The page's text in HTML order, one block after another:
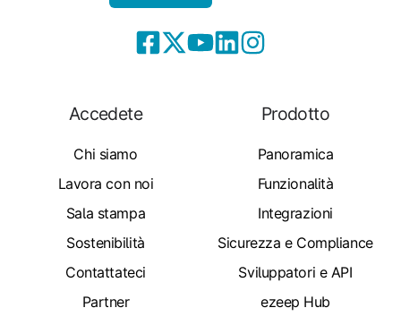
Accedete
Chi siamo
Lavora con noi
Sala stampa
Sostenibilità
Contattateci
Partner
Prodotto
Panoramica
Funzionalità
Integrazioni
Sicurezza e Compliance
Sviluppatori e API
ezeep Hub